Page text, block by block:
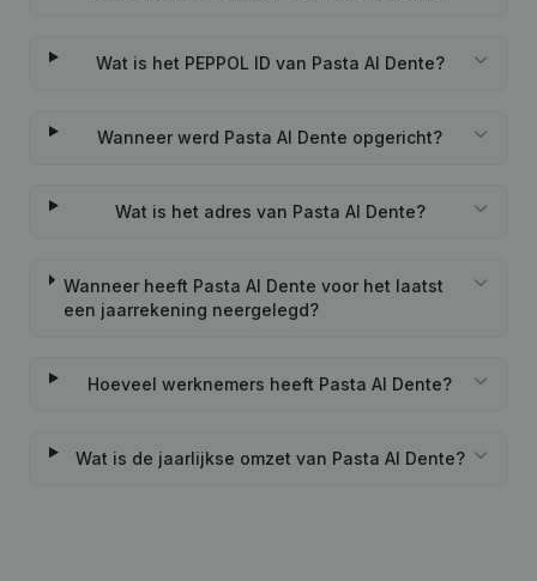
Wat is het PEPPOL ID van Pasta Al Dente?
Wanneer werd Pasta Al Dente opgericht?
Wat is het adres van Pasta Al Dente?
Wanneer heeft Pasta Al Dente voor het laatst
een jaarrekening neergelegd?
Hoeveel werknemers heeft Pasta Al Dente?
Wat is de jaarlijkse omzet van Pasta Al Dente?